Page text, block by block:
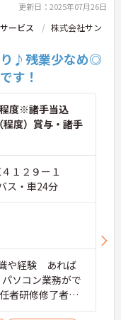
更新日：2025年07月26日
ービス
株式会社サン
り♪残業少なめ◎
す！
程度※諸手当込
（程度）賞与・諸手
１２９ー１
ス・車24分
や経験 あれば
ソコン業務がで
者研修修了者
す） ■普通自動